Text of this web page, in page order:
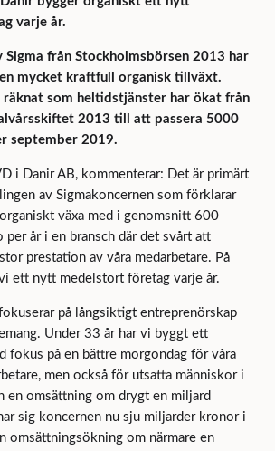
varje år.
Sigma från Stockholmsbörsen 2013 har
mycket kraftfull organisk tillväxt.
som heltidstjänster har ökat från
2013 till att passera 5000
september 2019.
i Danir AB, kommenterar: Det är primärt
av Sigmakoncernen som förklarar
växa med i genomsnitt 600
per år i en bransch där det svårt att
prestation av våra medarbetare. På
ett nytt medelstort företag varje år.
på långsiktigt entreprenörskap
Under 33 år har vi byggt ett
fokus på en bättre morgondag för våra
men också för utsatta människor i
en omsättning om drygt en miljard
sig koncernen nu sju miljarder kronor i
omsättningsökning om närmare en